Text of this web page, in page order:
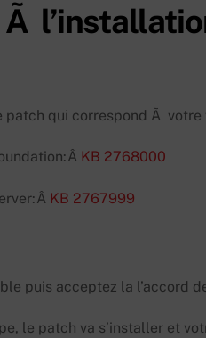
Ã
qui correspond Ã votre
KB 2768000
KB 2767999
puis acceptez la l’accord
le patch va s’installer et